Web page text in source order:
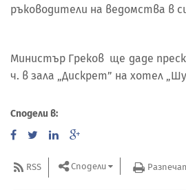
ръководители на ведомства в
Министър Греков ще даде
ч. в зала „Дискрет” на хотел
Сподели в:
RSS Сподели